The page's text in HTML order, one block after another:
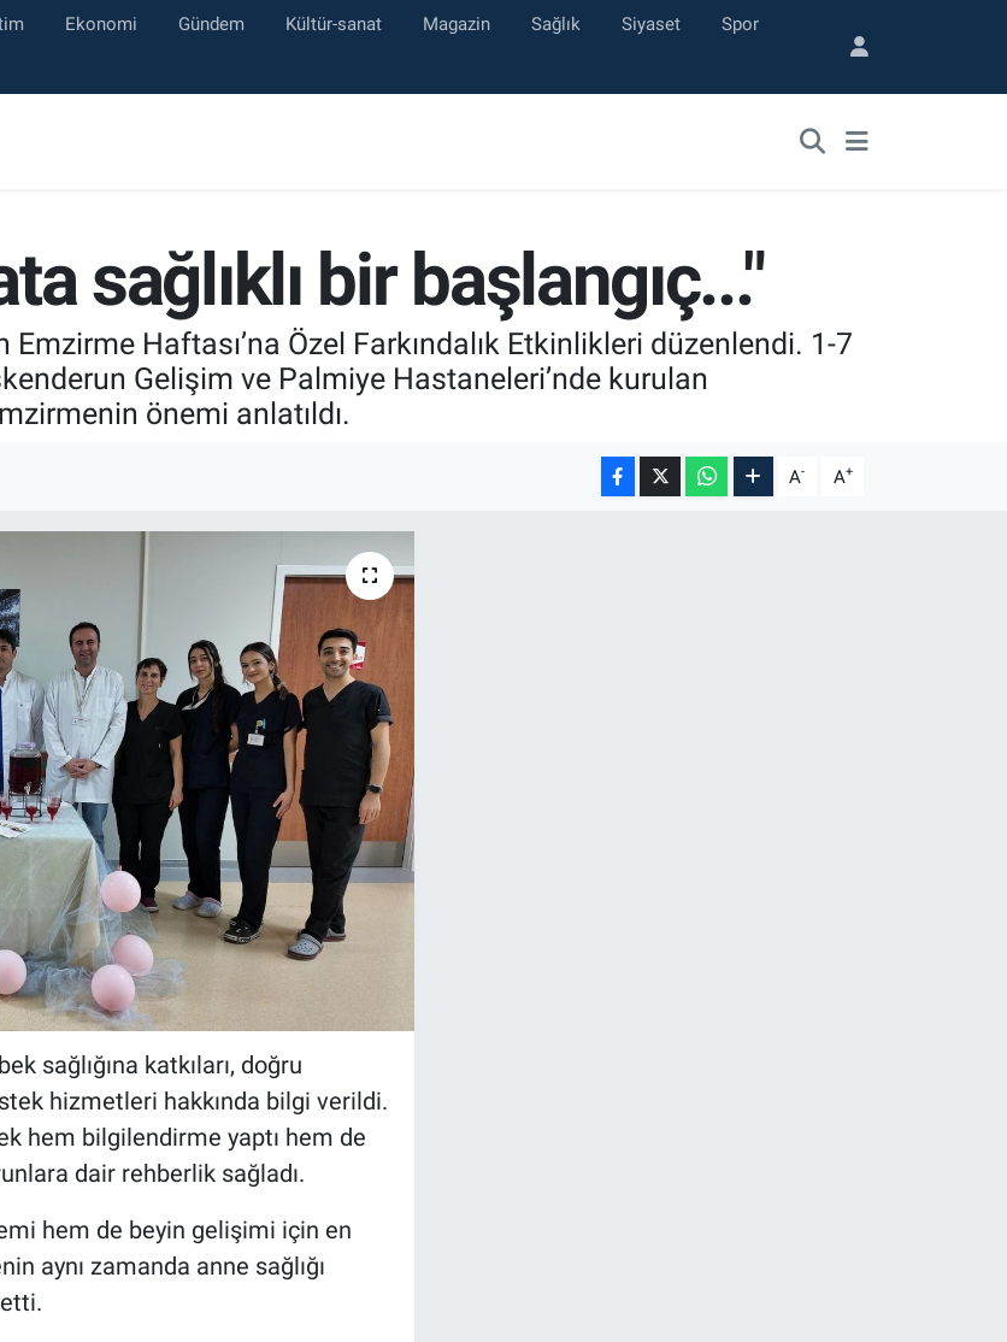
Ekonomi Gündem Kültür-sanat Magazin Sağlık Siyaset Spor
sağlıklı bir başlangıç..."
Haftası’na Özel Farkındalık Etkinlikleri düzenlendi. 1-7
Gelişim ve Palmiye Hastaneleri’nde kurulan
önemi anlatıldı.
A- A+
sağlığına katkıları, doğru
hizmetleri hakkında bilgi verildi.
hem bilgilendirme yaptı hem de
dair rehberlik sağladı.
hem de beyin gelişimi için en
aynı zamanda anne sağlığı